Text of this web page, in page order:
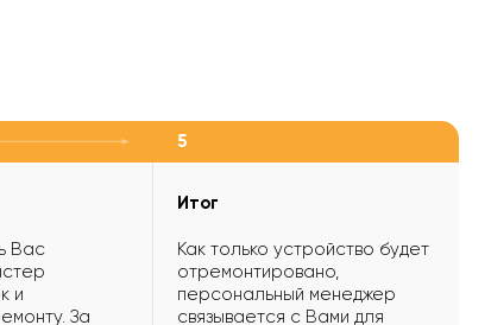
Вас
и
За
5
Итог
Как только устройство будет
отремонтировано,
персональный менеджер
связывается с Вами для